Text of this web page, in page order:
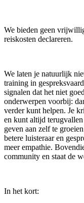
We bieden geen
reiskosten declareren.
We laten je natuurlijk
training in
signalen dat het niet
onderwerpen voorbij:
verder kunt helpen. Je
en kunt altijd
geven aan zelf te
betere luisteraar en
meer empathie.
community en staat de
In het kort: